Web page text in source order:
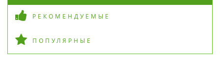
РЕКОМЕНДУЕМЫЕ
ПОПУЛЯРНЫЕ